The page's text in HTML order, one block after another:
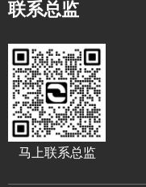
联系总监
马上联系总监